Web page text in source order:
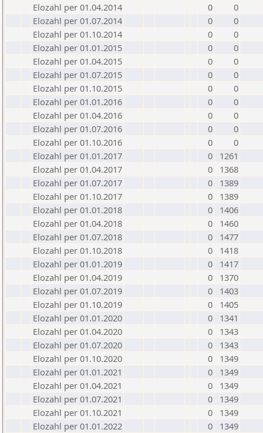
Elozahl per 01.04.2014
0
0
Elozahl per 01.07.2014
0
0
Elozahl per 01.10.2014
0
0
Elozahl per 01.01.2015
0
0
Elozahl per 01.04.2015
0
0
Elozahl per 01.07.2015
0
0
Elozahl per 01.10.2015
0
0
Elozahl per 01.01.2016
0
0
Elozahl per 01.04.2016
0
0
Elozahl per 01.07.2016
0
0
Elozahl per 01.10.2016
0
0
Elozahl per 01.01.2017
0
1261
Elozahl per 01.04.2017
0
1368
Elozahl per 01.07.2017
0
1389
Elozahl per 01.10.2017
0
1389
Elozahl per 01.01.2018
0
1406
Elozahl per 01.04.2018
0
1460
Elozahl per 01.07.2018
0
1477
Elozahl per 01.10.2018
0
1418
Elozahl per 01.01.2019
0
1417
Elozahl per 01.04.2019
0
1370
Elozahl per 01.07.2019
0
1403
Elozahl per 01.10.2019
0
1405
Elozahl per 01.01.2020
0
1341
Elozahl per 01.04.2020
0
1343
Elozahl per 01.07.2020
0
1343
Elozahl per 01.10.2020
0
1349
Elozahl per 01.01.2021
0
1349
Elozahl per 01.04.2021
0
1349
Elozahl per 01.07.2021
0
1349
Elozahl per 01.10.2021
0
1349
Elozahl per 01.01.2022
0
1349